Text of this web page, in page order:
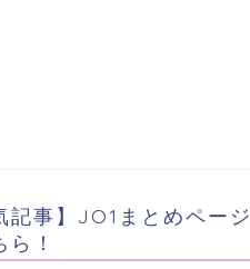
記事】JO1まとめページ
ら！